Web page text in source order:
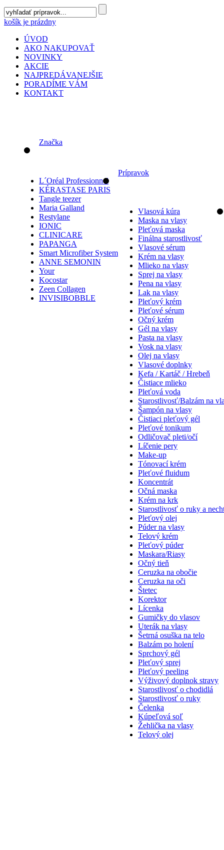
košík je prázdny
ÚVOD
AKO NAKUPOVAŤ
NOVINKY
AKCIE
NAJPREDÁVANEJŠIE
PORADÍME VÁM
KONTAKT
Značka
L´Oréal Professionnel
KÉRASTASE PARIS
Tangle teezer
Maria Galland
Restylane
IONIC
CLINICARE
PAPANGA
Smart Microfiber System
ANNE SEMONIN
Your
Kocostar
Zeen Collagen
INVISIBOBBLE
Prípravok
Vlasová kúra
Maska na vlasy
Pleťová maska
Finálna starostlivosť
Vlasové sérum
Krém na vlasy
Mlieko na vlasy
Sprej na vlasy
Pena na vlasy
Lak na vlasy
Pleťový krém
Pleťové sérum
Očný krém
Gél na vlasy
Pasta na vlasy
Vosk na vlasy
Olej na vlasy
Vlasové doplnky
Kefa / Kartáč / Hrebeň
Čistiace mlieko
Pleťová voda
Starostlivosť/Balzám na
Šampón na vlasy
Čistiaci pleťový gél
Pleťové tonikum
Odličovač pleti/očí
Líčenie pery
Make-up
Tónovací krém
Pleťové fluidum
Koncentrát
Očná maska
Krém na krk
Starostlivosť o ruky a
Pleťový olej
Púder na vlasy
Telový krém
Pleťový púder
Maskara/Riasy
Očný tieň
Ceruzka na obočie
Ceruzka na oči
Štetec
Korektor
Lícenka
Gumičky do vlasov
Uterák na vlasy
Šetrná osuška na telo
Balzám po holení
Sprchový gél
Pleťový sprej
Pleťový peeling
Výživový doplnok stravy
Starostlivosť o chodidlá
Starostlivosť o ruky
Čelenka
Kúpeľová soľ
Žehlička na vlasy
Telový olej